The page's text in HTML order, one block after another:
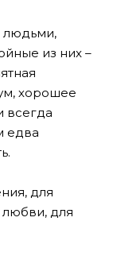
людьми,
из них –
хорошее
всегда
едва
для
любви, для